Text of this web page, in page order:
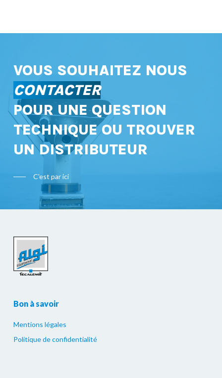
VOUS SOUHAITEZ NOUS
CONTACTER
POUR UNE QUESTION
TECHNIQUE OU TROUVER
UN DISTRIBUTEUR
C'est par ici
Bon à savoir
Mentions légales
Politique de confidentialité